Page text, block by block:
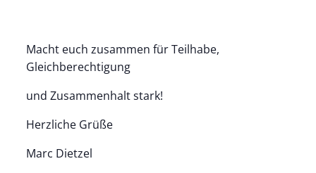
Macht euch zusammen für Teilhabe,
Gleichberechtigung
und Zusammenhalt stark!
Herzliche Grüße
Marc Dietzel